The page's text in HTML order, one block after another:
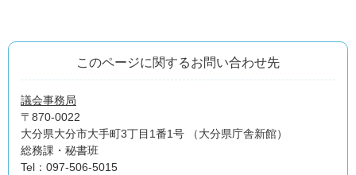
このページに関するお問い合わせ先
議会事務局
〒870-0022
大分県大分市大手町3丁目1番1号 （大分県庁舎新館）
総務課・秘書班
Tel：097-506-5015